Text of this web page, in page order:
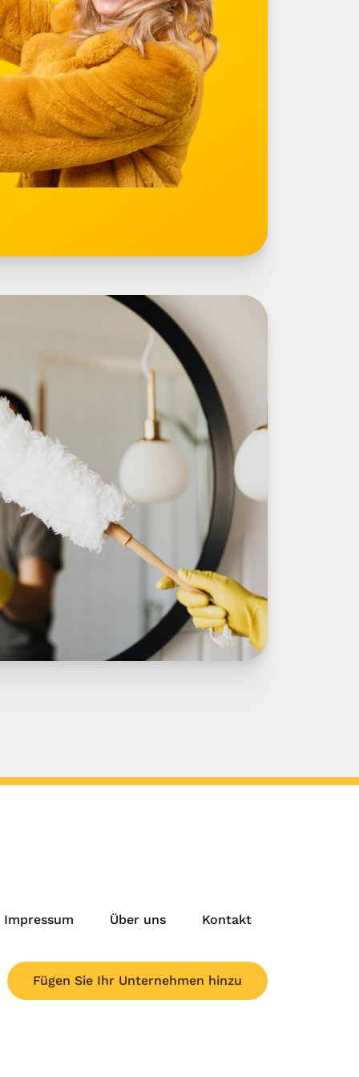
Impressum Über uns Kontakt
Fügen Sie Ihr Unternehmen hinzu